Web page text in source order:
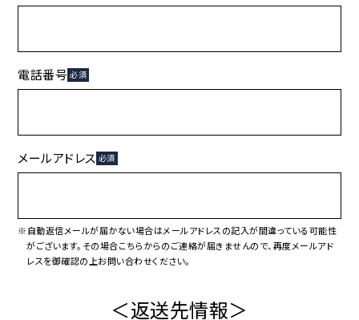
電話番号 必須
メールアドレス 必須
※自動返信メールが届かない場合はメールアドレスの記入が間違っている可能性
がございます。その場合こちらからのご連絡が届きませんので、再度メールアド
レスを御確認の上お問い合わせください。
＜返送先情報＞